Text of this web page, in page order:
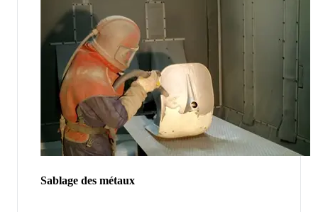
Sablage des métaux